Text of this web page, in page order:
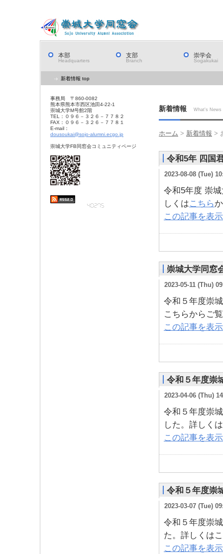
本部
Headquarters
支部
Branch
崇学会
Sogakukai
新着情報 top
新着情報 What's News
ホーム > 新着情報 >
令和5年 四国
2023-08-08 (Tue)
令和5年度 崇
しくはこちら
この記事を表示
崇城大学同窓
2023-05-11 (Thu)
令和５年度崇
こちらからご
この記事を表示
令和５年度崇
2023-04-06 (Thu)
令和５年度崇
した。詳しく
この記事を表示
令和５年度崇
2023-03-07 (Tue)
令和５年度崇
た。詳しくは
この記事を表示
事務局 〒860-0082
熊本県熊本市西区池田4-22-1
崇城大学M号館2階
TEL：０９６－３２６－７７８２
FAX：０９６－３２６－７７８１
E-mail：
dousoukai@sojo-alumni.ecgo.jp
崇城大学FB同窓会コミュニティページ